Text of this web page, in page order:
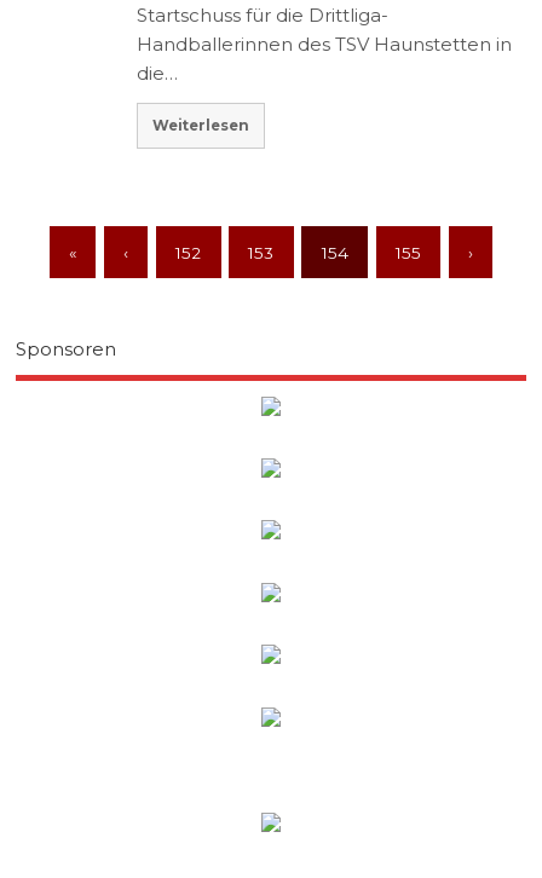
Startschuss für die Drittliga-
Handballerinnen des TSV Haunstetten in
die…
Weiterlesen
« ‹ 152 153 154 155 ›
Sponsoren